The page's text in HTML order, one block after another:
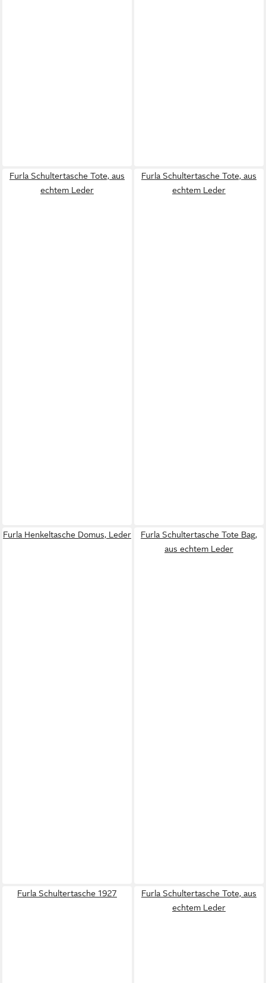
Furla Schultertasche Tote, aus
echtem Leder
Furla Schultertasche Tote, aus
echtem Leder
Furla Henkeltasche Domus, Leder
Furla Schultertasche Tote Bag,
aus echtem Leder
Furla Schultertasche 1927
Furla Schultertasche Tote, aus
echtem Leder